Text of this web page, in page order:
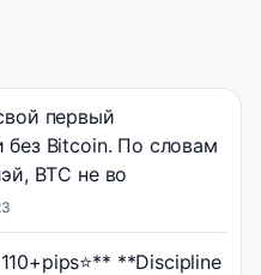
первый
Bitcoin. По словам
BTC не во
**Discipline